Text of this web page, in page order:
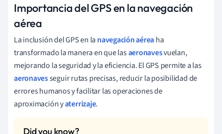
Importancia del GPS en la navegación
aérea
La inclusión del GPS en la navegación aéreaha
transformado la manera en que lasaeronavesvuelan,
mejorando la seguridad y la eficiencia. El GPS permite a las
aeronavesseguir rutas precisas, reducir la posibilidad de
errores humanos y facilitar las operaciones de
aproximación yaterrizaje.